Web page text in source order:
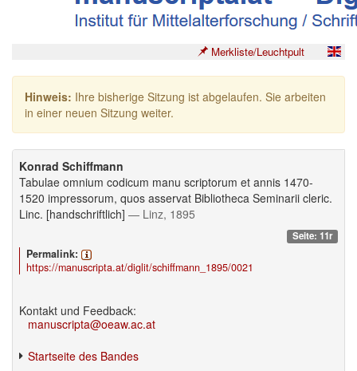
Merkliste/Leuchtpult
Hinweis: Ihre bisherige Sitzung ist abgelaufen. Sie arbeiten
in einer neuen Sitzung weiter.
Konrad Schiffmann
Tabulae omnium codicum manu scriptorum et annis 1470-
1520 impressorum, quos asservat Bibliotheca Seminarii cleric.
Linc. [handschriftlich] — Linz, 1895
Seite: 11r
Permalink:
https://manuscripta.at/diglit/schiffmann_1895/0021
Kontakt und Feedback:
manuscripta@oeaw.ac.at
Startseite des Bandes